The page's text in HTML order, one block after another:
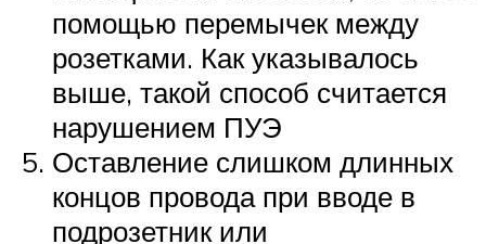
помощью перемычек между
розетками. Как указывалось
выше, такой способ считается
нарушением ПУЭ
Оставление слишком длинных
концов провода при вводе в
подрозетник или